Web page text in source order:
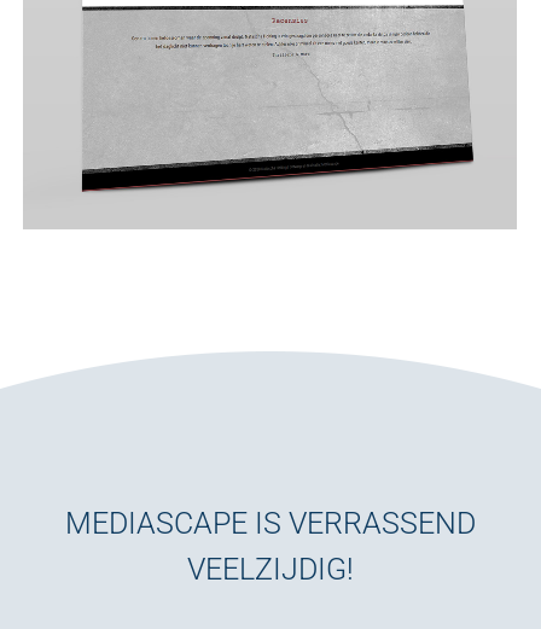
MEDIASCAPE IS VERRASSEND
VEELZIJDIG!